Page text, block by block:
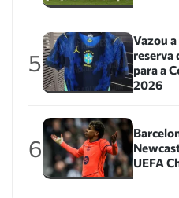
5
Vazou
reserva
para a
2026
6
UEFA